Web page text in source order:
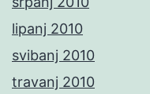
lipanj 2010
svibanj 2010
travanj 2010